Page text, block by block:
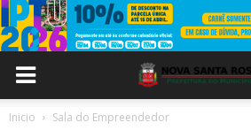
Inicio Sala do Empreendedor